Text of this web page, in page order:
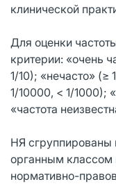
клинической
Для оценки
критерии: «очень
1/10); «нечасто» (≥
1/10000, < 1/1000);
«частота
НЯ сгруппированы
органным классом
нормативно-